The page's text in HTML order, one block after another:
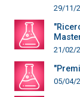
29/11/
21/02/
05/04/